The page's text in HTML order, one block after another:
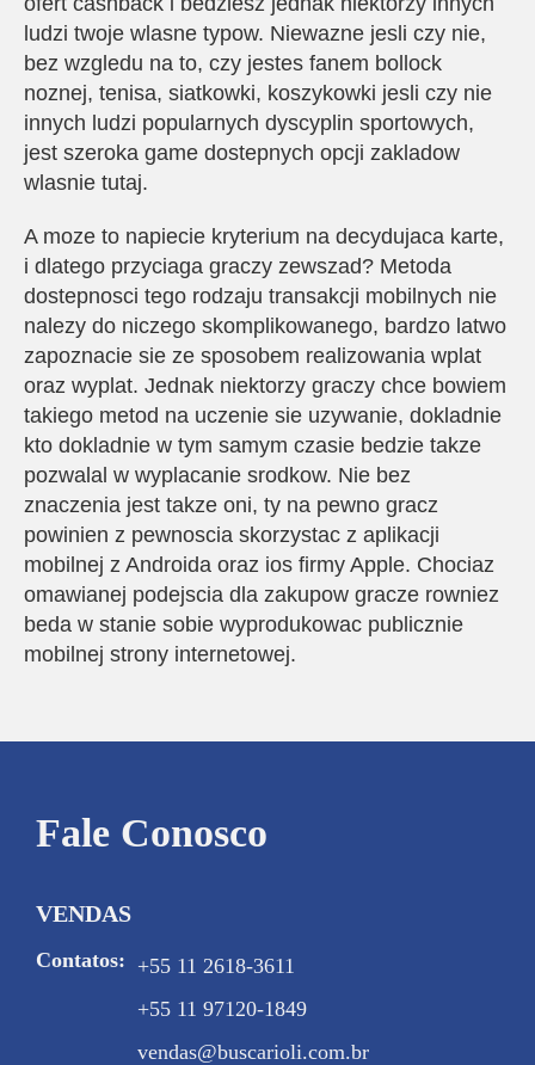
ludzi twoje wlasne typow. Niewazne jesli czy nie,
bez wzgledu na to, czy jestes fanem bollock
noznej, tenisa, siatkowki, koszykowki jesli czy nie
innych ludzi popularnych dyscyplin sportowych,
jest szeroka game dostepnych opcji zakladow
wlasnie tutaj.
A moze to napiecie kryterium na decydujaca karte,
i dlatego przyciaga graczy zewszad? Metoda
dostepnosci tego rodzaju transakcji mobilnych nie
nalezy do niczego skomplikowanego, bardzo latwo
zapoznacie sie ze sposobem realizowania wplat
oraz wyplat. Jednak niektorzy graczy chce bowiem
takiego metod na uczenie sie uzywanie, dokladnie
kto dokladnie w tym samym czasie bedzie takze
pozwalal w wyplacanie srodkow. Nie bez
znaczenia jest takze oni, ty na pewno gracz
powinien z pewnoscia skorzystac z aplikacji
mobilnej z Androida oraz ios firmy Apple. Chociaz
omawianej podejscia dla zakupow gracze rowniez
beda w stanie sobie wyprodukowac publicznie
mobilnej strony internetowej.
Fale Conosco
VENDAS
Contatos: +55 11 2618-3611
+55 11 97120-1849
vendas@buscarioli.com.br